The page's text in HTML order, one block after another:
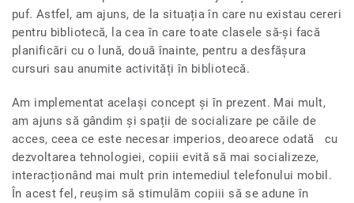
puf. Astfel, am ajuns, de la situația în care nu existau cereri
pentru bibliotecă, la cea în care toate clasele să-și facă
planificări cu o lună, două înainte, pentru a desfășura
cursuri sau anumite activități în bibliotecă.
Am implementat același concept și în prezent. Mai mult,
am ajuns să gândim și spații de socializare pe căile de
acces, ceea ce este necesar imperios, deoarece odată cu
dezvoltarea tehnologiei, copiii evită să mai socializeze,
interacționând mai mult prin intemediul telefonului mobil.
În acest fel, reușim să stimulăm copiii să se adune în